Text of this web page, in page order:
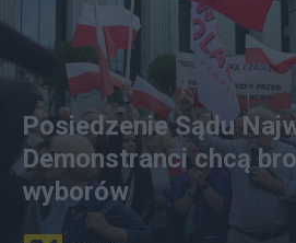
Posiedzenie Sądu
Demonstranci chcą
wyborów